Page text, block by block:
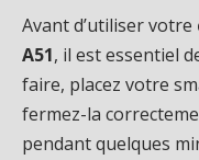
Avant d’utiliser votre
A51, il est essentiel
faire, placez votre
fermez-la
pendant quelques